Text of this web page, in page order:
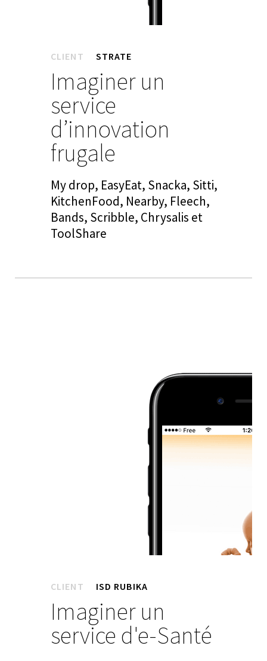
CLIENT STRATE
Imaginer un
service
d’innovation
frugale
My drop, EasyEat, Snacka, Sitti,
KitchenFood, Nearby, Fleech,
Bands, Scribble, Chrysalis et
ToolShare
CLIENT ISD RUBIKA
Imaginer un
service d'e-Santé